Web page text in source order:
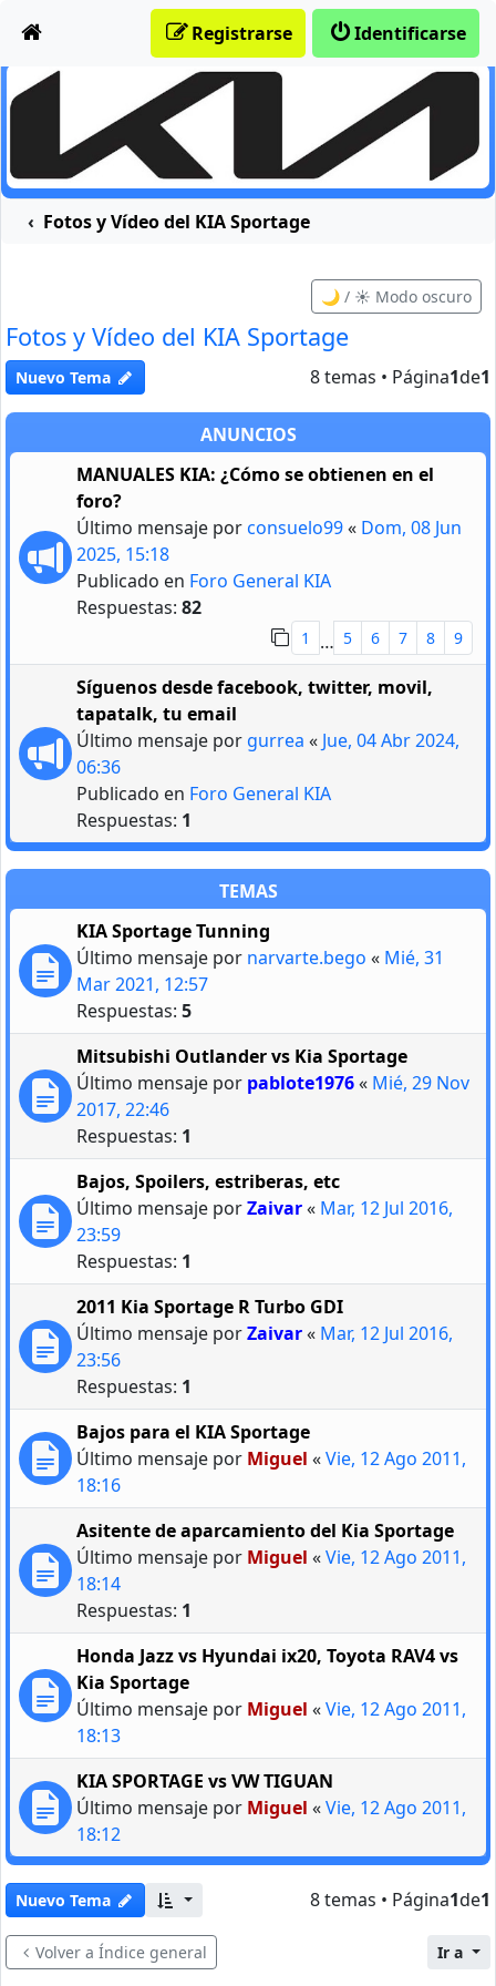
Identificarse
Registrarse
Fotos y Vídeo del KIA Sportage
🌙 / ☀️ Modo oscuro
Fotos y Vídeo del KIA Sportage
Nuevo Tema 8 temas • Página1de1
ANUNCIOS
MANUALES KIA: ¿Cómo se obtienen en el
foro?
Último mensaje porconsuelo99« Dom, 08 Jun
2025, 15:18
Publicado en Foro General KIA
Respuestas: 82
1 … 5 6 7 8 9
Síguenos desde facebook, twitter, movil,
tapatalk, tu email
Último mensaje por gurrea « Jue, 04 Abr 2024,
06:36
Publicado en Foro General KIA
Respuestas: 1
TEMAS
KIA Sportage Tunning
Último mensaje por narvarte.bego « Mié, 31
Mar 2021, 12:57
Respuestas: 5
Mitsubishi Outlander vs Kia Sportage
Último mensaje por pablote1976« Mié, 29 Nov
2017, 22:46
Respuestas: 1
Bajos, Spoilers, estriberas, etc
Último mensaje porZaivar« Mar, 12 Jul 2016,
23:59
Respuestas: 1
2011 Kia Sportage R Turbo GDI
Último mensaje porZaivar« Mar, 12 Jul 2016,
23:56
Respuestas: 1
Bajos para el KIA Sportage
Último mensaje por Miguel «Vie, 12 Ago 2011,
18:16
Asitente de aparcamiento del Kia Sportage
Último mensaje por Miguel «Vie, 12 Ago 2011,
18:14
Respuestas: 1
Honda Jazz vs Hyundai ix20, Toyota RAV4 vs
Kia Sportage
Último mensaje por Miguel «Vie, 12 Ago 2011,
18:13
KIA SPORTAGE vs VW TIGUAN
Último mensaje por Miguel «Vie, 12 Ago 2011,
18:12
Nuevo Tema 8 temas • Página1de1
Volver a Índice general Ir a